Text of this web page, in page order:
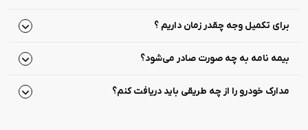
برای تکمیل وجه چقدر زمان داریم ؟
بیمه نامه به چه صورت صادر می‌شود؟
مدارک خودرو را از چه طریقی باید دریافت کنم؟